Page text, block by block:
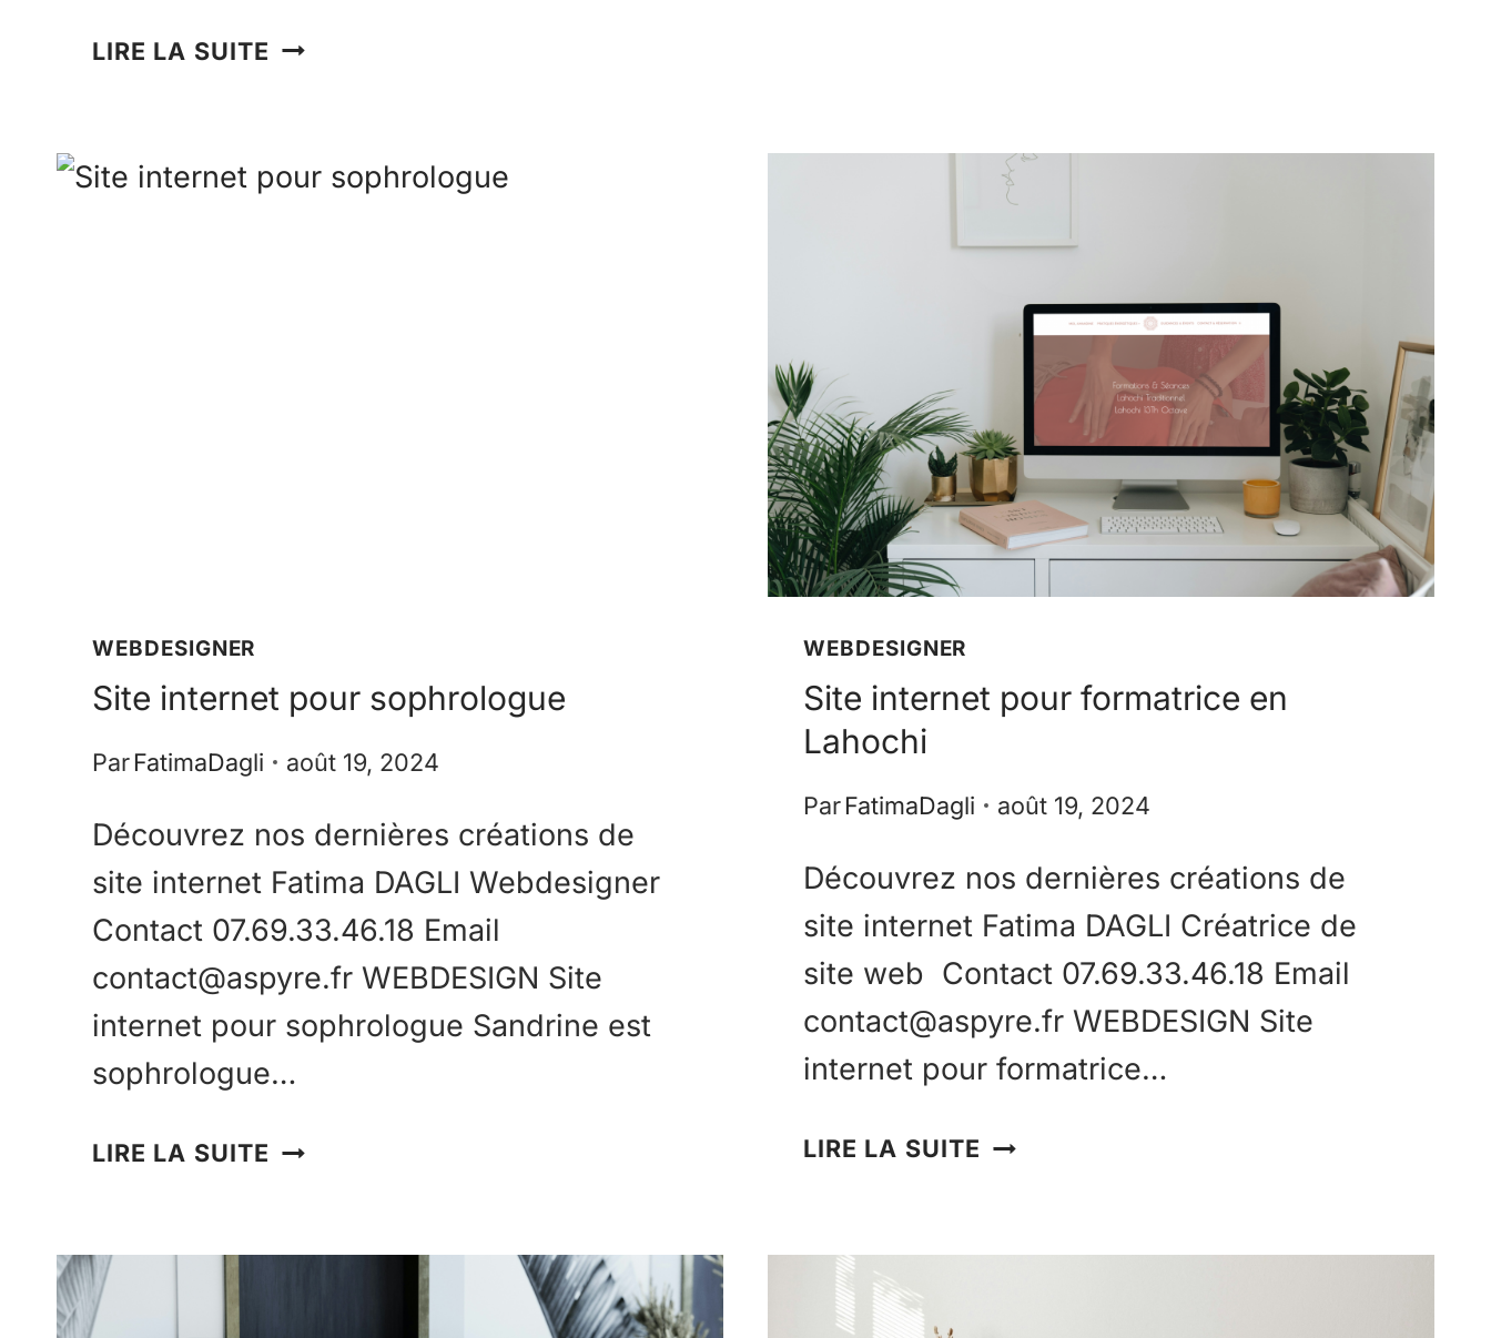
LIRE LA SUITE
WEBDESIGNER
Site internet pour sophrologue
ParFatimaDagli août 19, 2024
Découvrez nos dernières créations de
site internet Fatima DAGLI Webdesigner
Contact 07.69.33.46.18 Email
contact@aspyre.fr WEBDESIGN Site
internet pour sophrologue Sandrine est
sophrologue…
LIRE LA SUITE
WEBDESIGNER
Site internet pour formatrice en
Lahochi
ParFatimaDagli août 19, 2024
Découvrez nos dernières créations de
site internet Fatima DAGLI Créatrice de
site web Contact 07.69.33.46.18 Email
contact@aspyre.fr WEBDESIGN Site
internet pour formatrice…
LIRE LA SUITE